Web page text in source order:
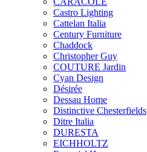
Castro Lighting
Cattelan Italia
Century Furniture
Chaddock
Christopher Guy
COUTURE Jardin
Cyan Design
Désirée
Dessau Home
Distinctive Chesterfields
Ditre Italia
DURESTA
EICHHOLTZ